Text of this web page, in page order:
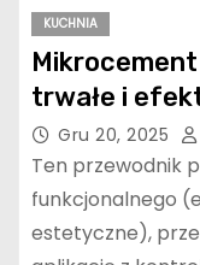
KUCHNIA
trwałe i
Gru 20, 2025
Ten przewodnik
funkcjonalnego
estetyczne),